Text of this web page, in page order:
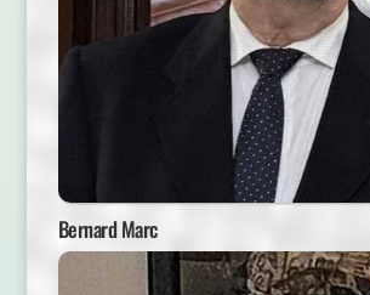
Bernard Marc